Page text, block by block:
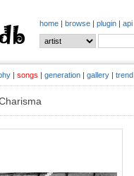
home | browse | plugin | api
| songs | generation | gallery | trend